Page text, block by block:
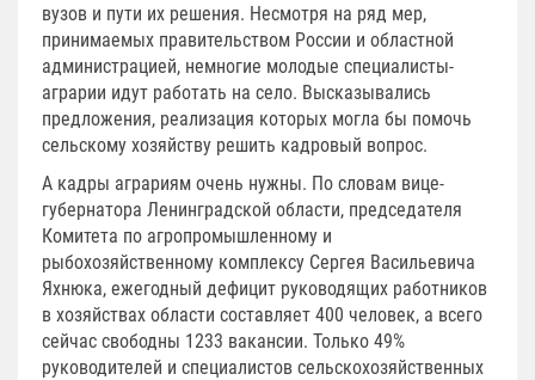
вузов и пути их решения. Несмотря на ряд мер,
принимаемых правительством России и областной
администрацией, немногие молодые специалисты-
аграрии идут работать на село. Высказывались
предложения, реализация которых могла бы помочь
сельскому хозяйству решить кадровый вопрос.
А кадры аграриям очень нужны. По словам вице-
губернатора Ленинградской области, председателя
Комитета по агропромышленному и
рыбохозяйственному комплексу Сергея Васильевича
Яхнюка, ежегодный дефицит руководящих работников
в хозяйствах области составляет 400 человек, а всего
сейчас свободны 1233 вакансии. Только 49%
руководителей и специалистов сельскохозяйственных